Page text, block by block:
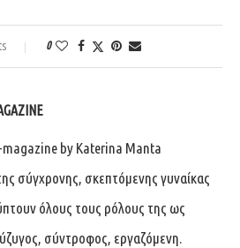
0
magazine by Katerina Manta
σύγχρονης, σκεπτόμενης γυναίκας
όλους τους ρόλους της ως
σύντροφος, εργαζόμενη.